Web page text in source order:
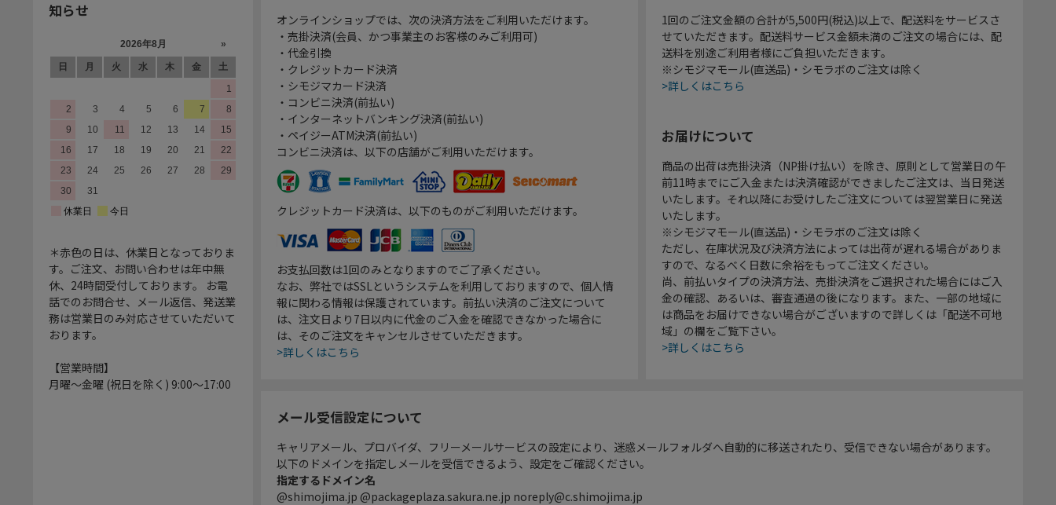
知らせ
＊赤色の日は、休業日となっておりま
す。ご注文、お問い合わせは年中無
休、24時間受付しております。 お電
話でのお問合せ、メール返信、発送業
務は営業日のみ対応させていただいて
おります。
【営業時間】
月曜～金曜 (祝日を除く) 9:00～17:00
オンラインショップでは、次の決済方法をご利用いただけます。
・売掛決済(会員、かつ事業主のお客様のみご利用可)
・代金引換
・クレジットカード決済
・シモジマカード決済
・コンビニ決済(前払い)
・インターネットバンキング決済(前払い)
・ペイジーATM決済(前払い)
コンビニ決済は、以下の店舗がご利用いただけます。
クレジットカード決済は、以下のものがご利用いただけます。
お支払回数は1回のみとなりますのでご了承ください。
なお、弊社ではSSLというシステムを利用しておりますので、個人情
報に関わる情報は保護されています。前払い決済のご注文について
は、注文日より7日以内に代金のご入金を確認できなかった場合に
は、そのご注文をキャンセルさせていただきます。
>詳しくはこちら
1回のご注文金額の合計が5,500円(税込)以上で、配送料をサービスさ
せていただきます。配送料サービス金額未満のご注文の場合には、配
送料を別途ご利用者様にご負担いただきます。
※シモジマモール(直送品)・シモラボのご注文は除く
>詳しくはこちら
お届けについて
商品の出荷は売掛決済（NP掛け払い）を除き、原則として営業日の午
前11時までにご入金または決済確認ができましたご注文は、当日発送
いたします。それ以降にお受けしたご注文については翌営業日に発送
いたします。
※シモジマモール(直送品)・シモラボのご注文は除く
ただし、在庫状況及び決済方法によっては出荷が遅れる場合がありま
すので、なるべく日数に余裕をもってご注文ください。
尚、前払いタイプの決済方法、売掛決済をご選択された場合にはご入
金の確認、あるいは、審査通過の後になります。また、一部の地域に
は商品をお届けできない場合がございますので詳しくは「配送不可地
域」の欄をご覧下さい。
>詳しくはこちら
メール受信設定について
キャリアメール、プロバイダ、フリーメールサービスの設定により、迷惑メールフォルダへ自動的に移送されたり、受信できない場合があります。
以下のドメインを指定しメールを受信できるよう、設定をご確認ください。
指定するドメイン名
@shimojima.jp @packageplaza.sakura.ne.jp noreply@c.shimojima.jp